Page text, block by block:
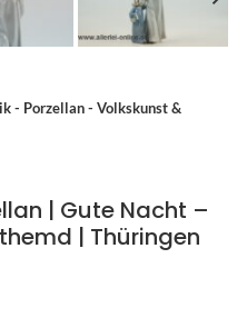
- Porzellan - Volkskunst &
| Gute Nacht –
| Thüringen